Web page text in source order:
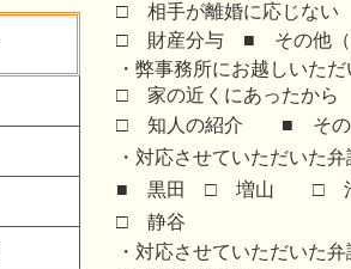
□ 相手が離婚に応じな
□ 財産分与 ■ その他
・弊事務所にお越しいた
□ 家の近くにあったか
□ 知人の紹介 ■ その
・対応させていただいた
■ 黒田 □ 増山 □
□ 静谷
・対応させていただいた